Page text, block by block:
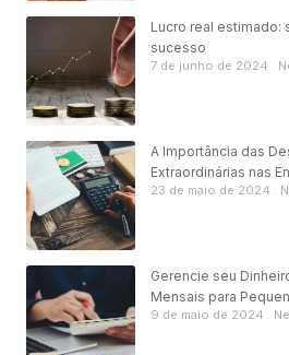
Lucro real estimado:
sucesso
7 de junho de 2024
A Importância das
Extraordinárias nas
23 de maio de 2024
Gerencie seu
Mensais para
9 de maio de 2024